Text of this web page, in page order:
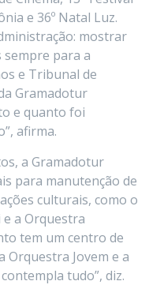
e 36º Natal Luz.
mostrar
para a
e Tribunal de
Gramadotur
e quanto foi
afirma.
a Gramadotur
para manutenção de
culturais, como o
a Orquestra
tem um centro de
Orquestra Jovem e a
tudo”, diz.